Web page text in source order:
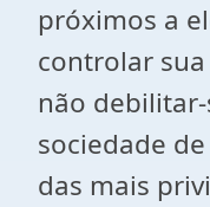
próximos a
controlar
não
sociedade
das mais